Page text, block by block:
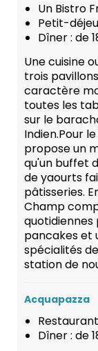
Un Bistro
Petit-
Dîner : de
Une cuisine
trois
caractère
toutes les
sur le
Indien.Pour
propose un
qu'un buffet
de yaourts
pâtisseries.
Champ
quotidiennes
pancakes et
spécialités
station de
Acquapazza
Dîner : de